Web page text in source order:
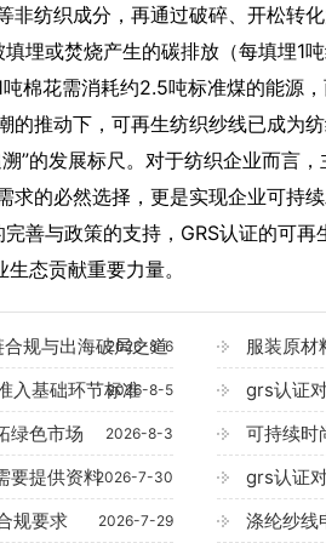
纺织成分，再通过破碎、开松转化
埋或焚烧产生的碳排放（每填埋1
花需消耗约2.5吨标准煤的能源，
推动下，可再生纺织纱线已成为
”的发展标尺。对于纺织企业而言
的必然选择，更是实现企业可持
与政策的支持，GRS认证的可再
态贡献重要力量。
规与出海破局之道
2026-8-6 服装原材
入基础环节标准2026-8-5 grs认证
绿色市场 2026-8-3 可持续时
要提供资料2026-7-30 grs认证
规要求 2026-7-29 涤纶纱线